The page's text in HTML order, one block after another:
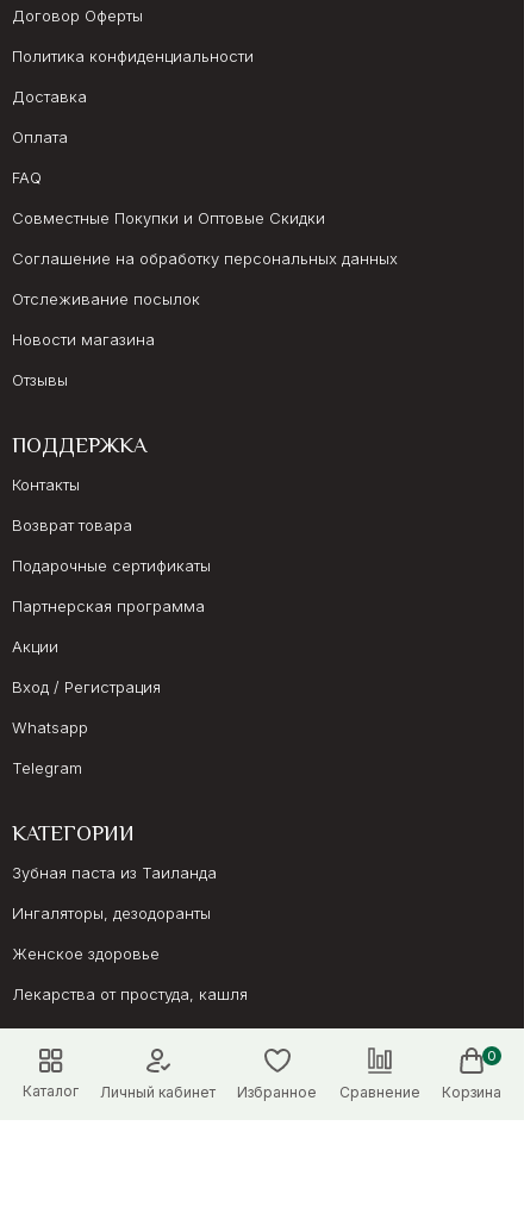
Каталог Личный кабинет Избранное Сравнение
0
Корзина
Договор Оферты
Политика конфиденциальности
Доставка
Оплата
FAQ
Совместные Покупки и Оптовые Скидки
Соглашение на обработку персональных данных
Отслеживание посылок
Новости магазина
Отзывы
ПОДДЕРЖКА
Контакты
Возврат товара
Подарочные сертификаты
Партнерская программа
Акции
Вход / Регистрация
Whatsapp
Telegram
КАТЕГОРИИ
Зубная паста из Таиланда
Ингаляторы, дезодоранты
Женское здоровье
Лекарства от простуда, кашля
Препараты для иммунитета
Онкология, суставы